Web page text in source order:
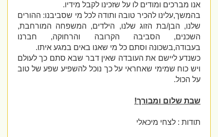
אנו מברכים ומודים לו על שזכינו לקבל מידיו.
בהמשך,עלינו להכיר טובה ותודה לכל מי שסביבנו: ההורים
שלנו, הבן/בת הזוג שלנו, הילדים, המשפחה המורחבת,
השכנים, הסביבה הקרובה והרחוקה, חברנו
בעבודה,בשכונה וסתם כל מי שאנו באים במגע איתו.
כשנדע ליישם את העובדה שאין דבר שבא סתם כך לעולם
ויש כוח שמימי שאחראי על כך נוכל להשפיע שפע של טוב
על הכול.
שבת שלום ומבורך!
תודות : לצחי מיכאלי